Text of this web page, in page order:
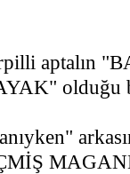
aptalın
olduğu